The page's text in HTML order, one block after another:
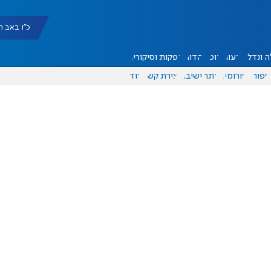
כ"ו באב
ונדל"ן דעות אוכל יהדות הפקות וסיקורים
ספורט פורומים אתר ישיבה יצירת קשר עוד